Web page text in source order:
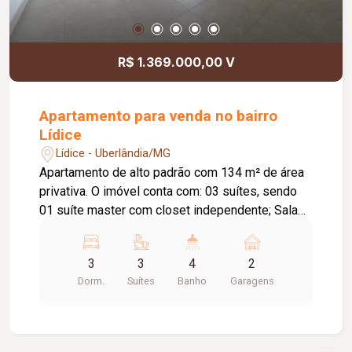
independentes; Infraestrutura pronta para
instalação de ar-condicionado; Projeto moderno
com excelente distribuição dos ambientes,
qualidade de vida em um dos endereços mais
valorizados de Uberlândia.
R$ 1.369.000,00 V
Apartamento para venda no bairro
Lídice
Lídice - Uberlândia/MG
Apartamento de alto padrão com 134 m² de área
privativa. O imóvel conta com: 03 suítes, sendo
01 suíte master com closet independente; Sala
ampla com bancada; Cozinha ampla e integrada;
Hall de circulação com espaço para roupeiro;
Lavanderia; Despensa; 02 vagas de garagem
3
Dorm.
3
Suítes
4
Banho
2
Garagens